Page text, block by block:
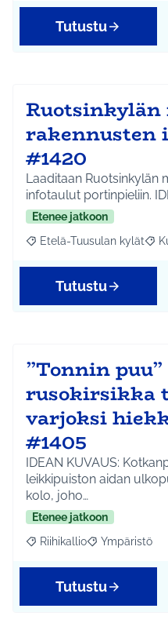
Tutustu
rakennusten
#1420
Laaditaan Ruotsinkylän
Etenee jatkoon
Rajaa tulokset aihepiirin
Etelä-Tuusulan kylät
Tutustu
”Tonnin
rusokirsikka
varjoksi
#1405
IDEAN KUVAUS:
leikkipuiston aidan
kolo, joho…
Etenee jatkoon
Rajaa tulokset aihepiirin
Riihikallio Rajaa tulokset
Ympäristö
Tutustu